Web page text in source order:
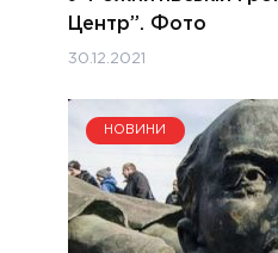
Центр”. Фото
30.12.2021
НОВИНИ